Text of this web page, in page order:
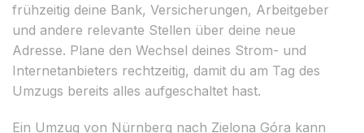
frühzeitig deine Bank, Versicherungen, Arbeitgeber
und andere relevante Stellen über deine neue
Adresse. Plane den Wechsel deines Strom- und
Internetanbieters rechtzeitig, damit du am Tag des
Umzugs bereits alles aufgeschaltet hast.
Ein Umzug von Nürnberg nach Zielona Góra kann